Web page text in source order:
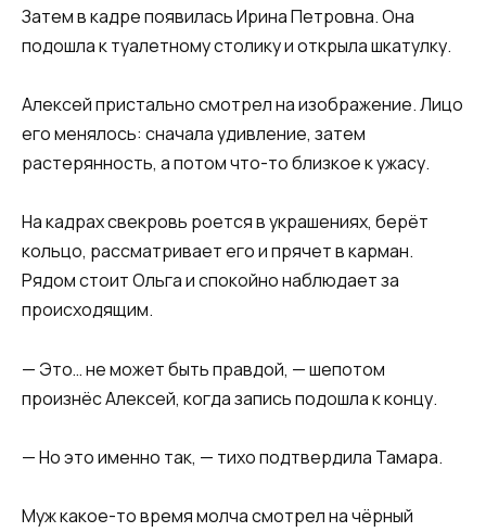
Затем в кадре появилась Ирина Петровна. Она
подошла к туалетному столику и открыла шкатулку.
Алексей пристально смотрел на изображение. Лицо
его менялось: сначала удивление, затем
растерянность, а потом что-то близкое к ужасу.
На кадрах свекровь роется в украшениях, берёт
кольцо, рассматривает его и прячет в карман.
Рядом стоит Ольга и спокойно наблюдает за
происходящим.
— Это… не может быть правдой, — шепотом
произнёс Алексей, когда запись подошла к концу.
— Но это именно так, — тихо подтвердила Тамара.
Муж какое-то время молча смотрел на чёрный